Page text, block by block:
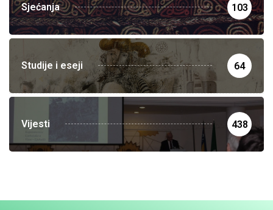
Sjećanja 103
Studije i eseji 64
Vijesti 438